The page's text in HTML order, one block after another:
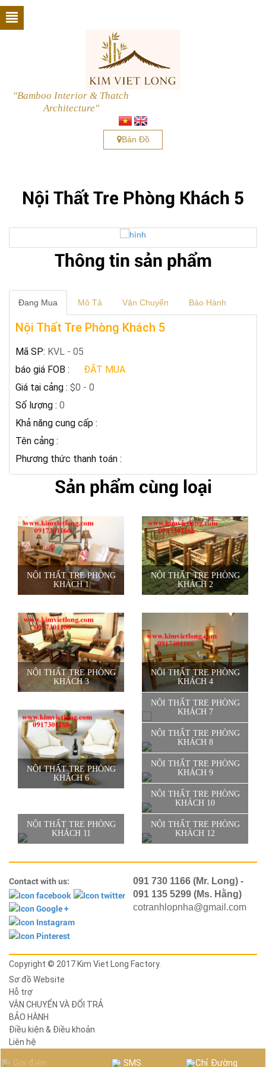
"Bamboo Interior & Thatch
Architecture"
Bản Đồ
Nội Thất Tre Phòng Khách 5
Thông tin sản phẩm
Đang Mua Mô Tả Vận Chuyển Bảo Hành
Nội Thất Tre Phòng Khách 5
Mã SP: KVL - 05
báo giá FOB :
ĐẶT MUA
Giá tại cảng : $0 - 0
Số lượng : 0
Khả năng cung cấp :
Tên cảng :
Phương thức thanh toán :
Sản phẩm cùng loại
NỘI THẤT TRE PHÒNG
KHÁCH 1
NỘI THẤT TRE PHÒNG
KHÁCH 2
NỘI THẤT TRE PHÒNG
KHÁCH 3
NỘI THẤT TRE PHÒNG
KHÁCH 4
NỘI THẤT TRE PHÒNG
KHÁCH 6
NỘI THẤT TRE PHÒNG
KHÁCH 7
NỘI THẤT TRE PHÒNG
KHÁCH 8
NỘI THẤT TRE PHÒNG
KHÁCH 9
NỘI THẤT TRE PHÒNG
KHÁCH 10
NỘI THẤT TRE PHÒNG
KHÁCH 11
NỘI THẤT TRE PHÒNG
KHÁCH 12
Contact with us:
091 730 1166 (Mr. Long) -
091 135 5299 (Ms. Hằng)
cotranhlopnha@gmail.com
Copyright © 2017 Kim Viet Long Factory.
Sơ đồ Website
Hỗ trợ
VẬN CHUYỂN VÀ ĐỔI TRẢ
BẢO HÀNH
Điều kiện & Điều khoản
Liên hệ
Gọi điện SMS Chỉ Đường